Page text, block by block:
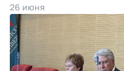
26 июня